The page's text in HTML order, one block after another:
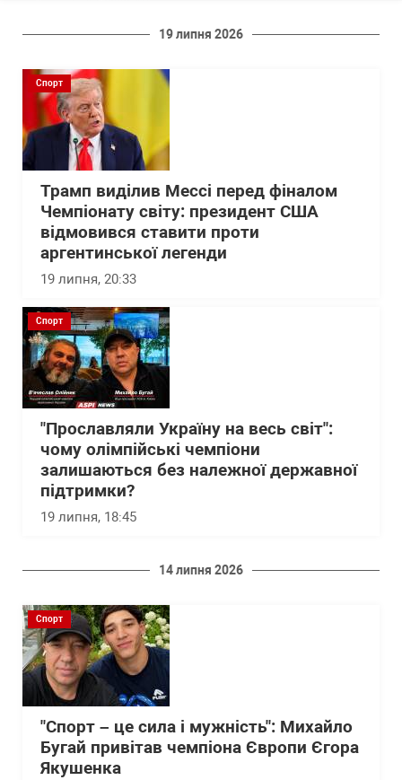
19 липня 2026
Спорт
Трамп виділив Мессі перед фіналом
Чемпіонату світу: президент США
відмовився ставити проти
аргентинської легенди
19 липня, 20:33
Спорт
"Прославляли Україну на весь світ":
чому олімпійські чемпіони
залишаються без належної державної
підтримки?
19 липня, 18:45
14 липня 2026
Спорт
"Спорт – це сила і мужність": Михайло
Бугай привітав чемпіона Європи Єгора
Якушенка